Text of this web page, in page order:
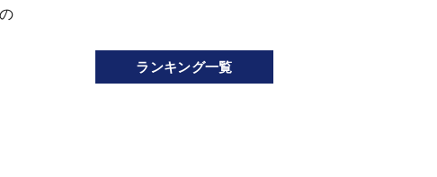
ランキング一覧